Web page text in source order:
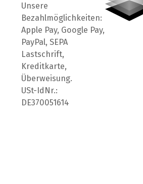
Unsere
Bezahlmöglichkeiten:
Apple Pay, Google Pay,
PayPal, SEPA
Lastschrift,
Kreditkarte,
Überweisung.
USt-IdNr.:
DE370051614